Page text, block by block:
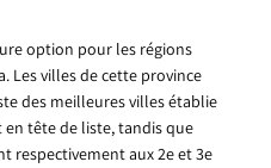
option pour les régions
Les villes de cette province
des meilleures villes établie
en tête de liste, tandis que
respectivement aux 2e et 3e